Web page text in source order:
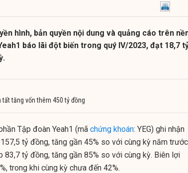
hình, bản quyền nội dung và quảng cáo trên
báo lãi đột biến trong quý IV/2023, đạt 18,7
tất tăng vốn thêm 450 tỷ đồng
Tập đoàn Yeah1 (mã chứng khoán: YEG) ghi nhận
tỷ đồng, tăng gần 45% so với cùng kỳ năm
83,7 tỷ đồng, tăng gần 85% so với cùng kỳ. Biên lợi
trong khi cùng kỳ chưa đến 42%.